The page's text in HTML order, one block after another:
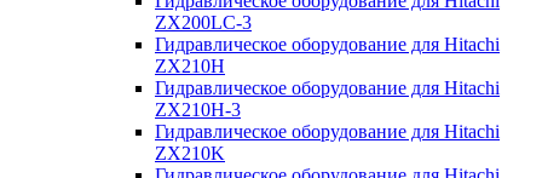
ZX200LC-3
Гидравлическое оборудование для Hitachi
ZX210H
Гидравлическое оборудование для Hitachi
ZX210H-3
Гидравлическое оборудование для Hitachi
ZX210K